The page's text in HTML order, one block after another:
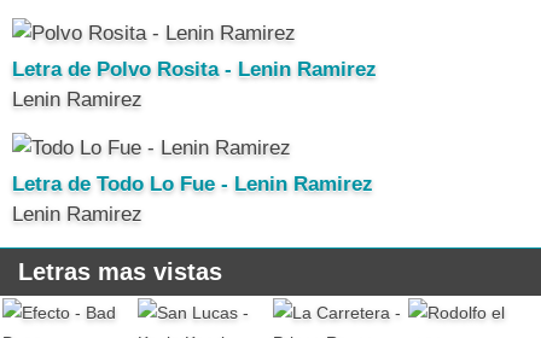
Letra de Polvo Rosita - Lenin Ramirez
Lenin Ramirez
Letra de Todo Lo Fue - Lenin Ramirez
Lenin Ramirez
Letras mas vistas